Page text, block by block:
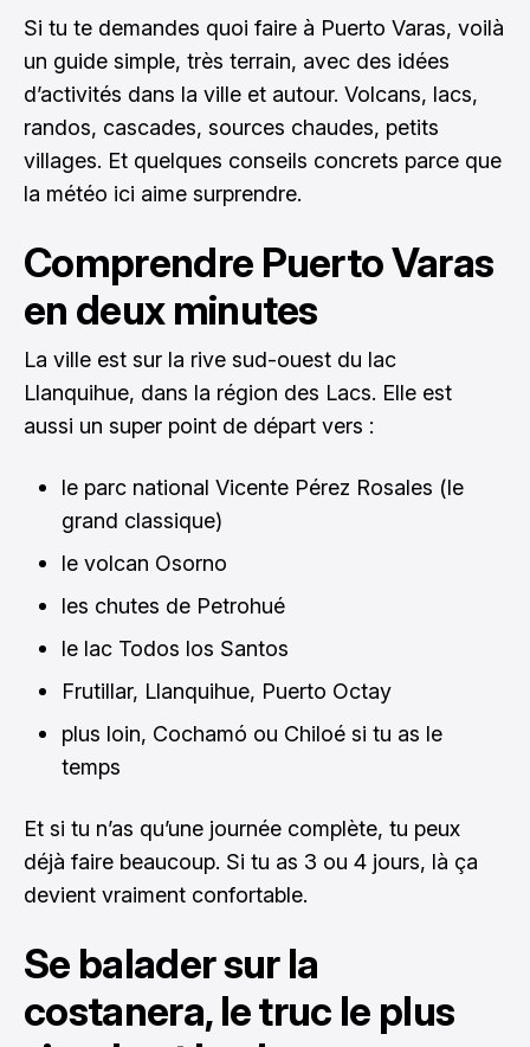
Si tu te demandes quoi faire à Puerto Varas, voilà
un guide simple, très terrain, avec des idées
d’activités dans la ville et autour. Volcans, lacs,
randos, cascades, sources chaudes, petits
villages. Et quelques conseils concrets parce que
la météo ici aime surprendre.
Comprendre Puerto Varas
en deux minutes
La ville est sur la rive sud-ouest du lac
Llanquihue, dans la région des Lacs. Elle est
aussi un super point de départ vers :
le parc national Vicente Pérez Rosales (le
grand classique)
le volcan Osorno
les chutes de Petrohué
le lac Todos los Santos
Frutillar, Llanquihue, Puerto Octay
plus loin, Cochamó ou Chiloé si tu as le
temps
Et si tu n’as qu’une journée complète, tu peux
déjà faire beaucoup. Si tu as 3 ou 4 jours, là ça
devient vraiment confortable.
Se balader sur la
costanera, le truc le plus